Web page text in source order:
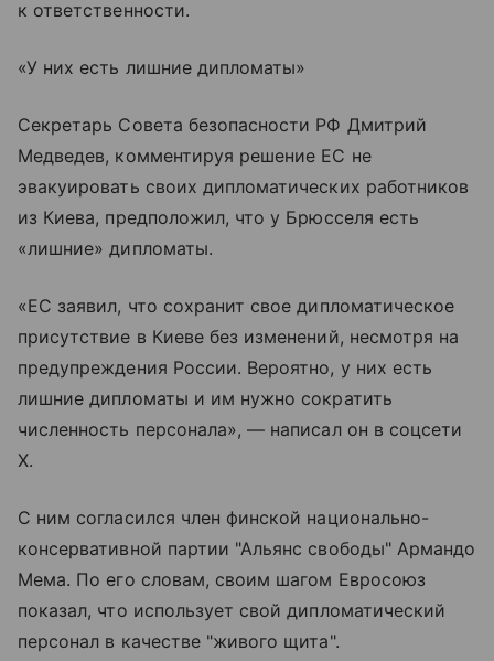
к ответственности.
«У них есть лишние дипломаты»
Секретарь Совета безопасности РФ Дмитрий
Медведев, комментируя решение ЕС не
эвакуировать своих дипломатических работников
из Киева, предположил, что у Брюсселя есть
«лишние» дипломаты.
«ЕС заявил, что сохранит свое дипломатическое
присутствие в Киеве без изменений, несмотря на
предупреждения России. Вероятно, у них есть
лишние дипломаты и им нужно сократить
численность персонала», — написал он в соцсети
X.
С ним согласился член финской национально-
консервативной партии "Альянс свободы" Армандо
Мема. По его словам, своим шагом Евросоюз
показал, что использует свой дипломатический
персонал в качестве "живого щита".